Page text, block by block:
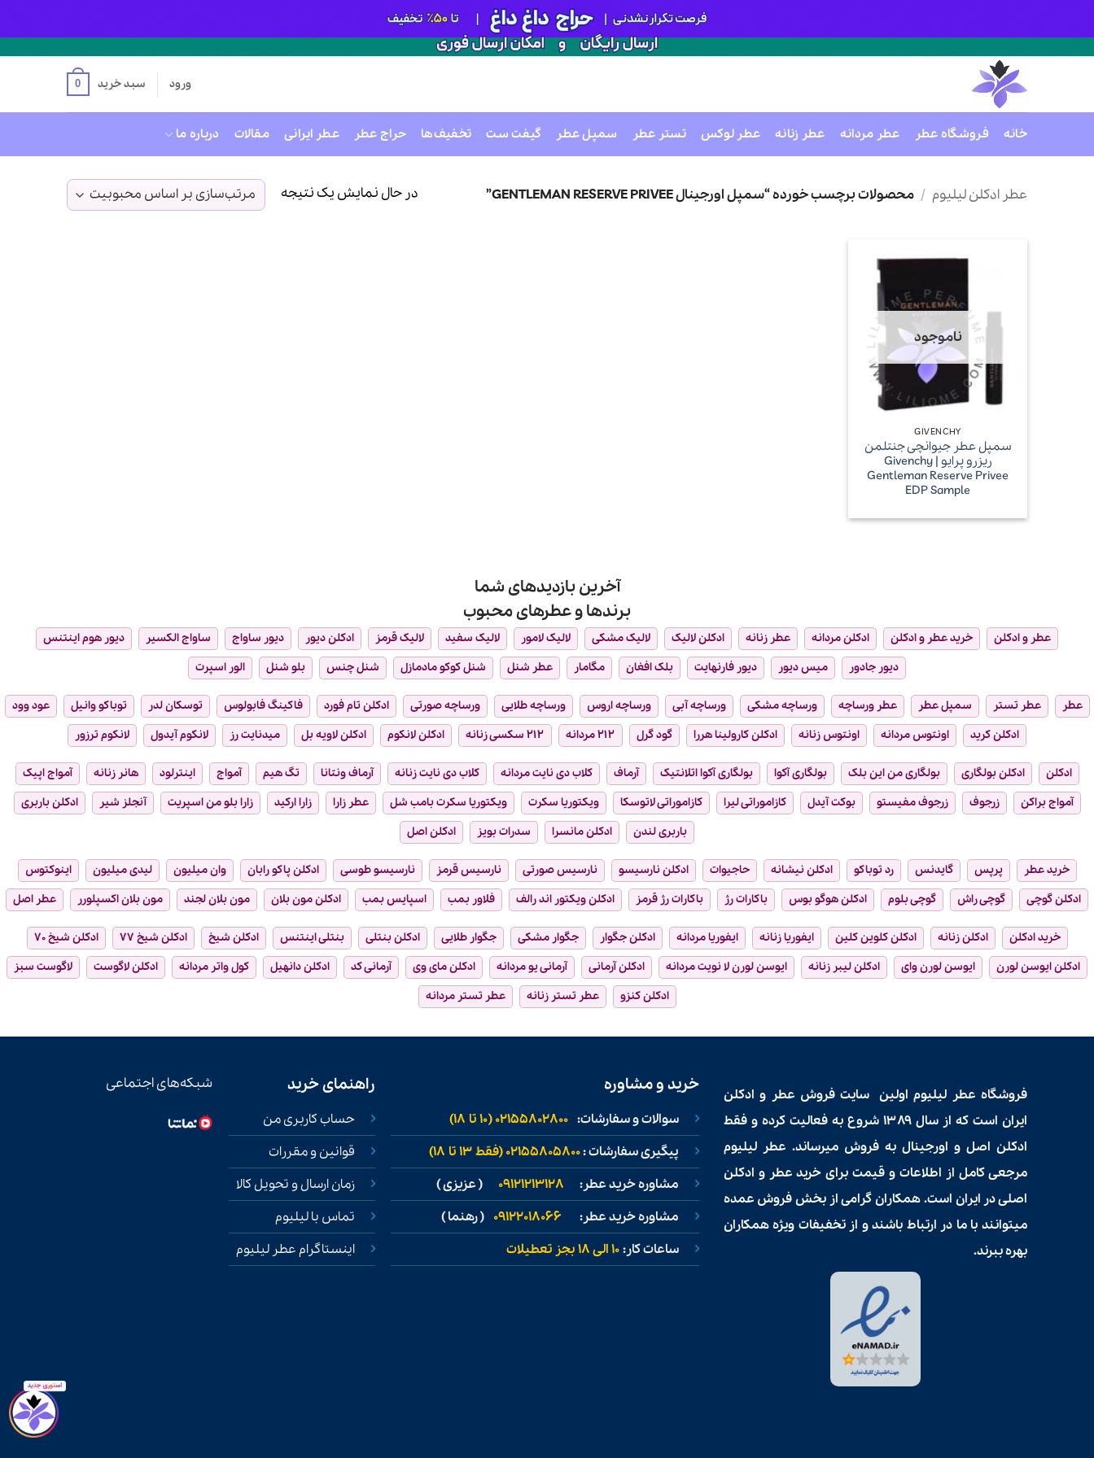
ورود سبد خرید 0
خانه فروشگاه عطر عطر مردانه عطر زنانه عطر لوکس تستر عطر سمپل عطر گیفت ست تخفیف‌ها حراج عطر عطر ایرانی مقالات درباره ما
عطر ادکلن لیلیوم / محصولات برچسب خورده “سمپل اورجینال GENTLEMAN RESERVE PRIVEE” در حال نمایش یک نتیجه
ناموجود
GIVENCHY
سمپل عطر جیوانچی جنتلمن
ریزرو پرایو | Givenchy
Gentleman Reserve Privee
EDP Sample
آخرین بازدیدهای شما
برندها و عطرهای محبوب
عطر و ادکلن خرید عطر و ادکلن ادکلن مردانه عطر زنانه ادکلن لالیک لالیک مشکی لالیک لامور لالیک سفید لالیک قرمز ادکلن دیور دیور ساواج ساواج الکسیر
دیور هوم اینتنس
دیور جادور
میس دیور دیور فارنهایت بلک افغان مگامار عطر شنل شنل کوکو مادمازل شنل چنس بلو شنل الور اسپرت
عطر عطر تستر سمپل عطر عطر ورساچه ورساچه مشکی ورساچه آبی ورساچه اروس ورساچه طلایی ورساچه صورتی ادکلن تام فورد فاکینگ فابولوس توسکان لدر توباکو وانیل
عود وود
ادکلن کرید
اونتوس مردانه اونتوس زنانه ادکلن کارولینا هررا گود گرل ۲۱۲ مردانه ۲۱۲ سکسی زنانه ادکلن لانکوم ادکلن لاویه بل میدنایت رز لانکوم آیدول لانکوم ترزور
ادکلن ادکلن بولگاری بولگاری من این بلک بولگاری آکوا بولگاری آکوا اتلانتیک آرماف کلاب دی نایت مردانه کلاب دی نایت زنانه آرماف ونتانا تگ هیم آمواج اینترلود هانر زنانه
آمواج اپیک
آمواج براکن
زرجوف زرجوف مفیستو بوکت آیدل کازاموراتی لیرا کازاموراتی لاتوسکا ویکتوریا سکرت ویکتوریا سکرت بامب شل عطر زارا زارا ارکید زارا بلو من اسپریت آنجلز شیر
ادکلن باربری
باربری لندن
ادکلن مانسرا سدرات بویز ادکلن اصل
خرید عطر پرپس گایدنس رد توباکو ادکلن نیشانه حاجیوات ادکلن نارسیسو نارسیس صورتی نارسیس قرمز نارسیسو طوسی ادکلن پاکو رابان وان میلیون لیدی میلیون
اینوکتوس
ادکلن گوچی
گوچی راش گوچی بلوم ادکلن هوگو بوس باکارات رژ باکارات رژ قرمز ادکلن ویکتور اند رالف فلاور بمب اسپایس بمب ادکلن مون بلان مون بلان لجند مون بلان اکسپلورر عطر اصل
خرید ادکلن ادکلن زنانه ادکلن کلوین کلین ایفوریا زنانه ایفوریا مردانه ادکلن جگوار جگوار مشکی جگوار طلایی ادکلن بنتلی بنتلی اینتنس ادکلن شیخ ادکلن شیخ ۷۷
ادکلن شیخ ۷۰
ادکلن ایوسن لورن
ایوسن لورن وای ادکلن لیبر زنانه ایوسن لورن لا نویت مردانه ادکلن آرمانی آرمانی یو مردانه ادکلن مای وی آرمانی کد ادکلن دانهیل کول واتر مردانه ادکلن لاگوست
لاگوست سبز
ادکلن کنزو
عطر تستر زنانه عطر تستر مردانه
فروشگاه عطر لیلیوم اولین سایت فروش عطر و ادکلن
ایران است که از سال ۱۳۸۹ شروع به فعالیت کرده و فقط
ادکلن اصل و اورجینال به فروش میرساند. عطر لیلیوم
مرجعی کامل از اطلاعات و قیمت برای خرید عطر و ادکلن
اصلی در ایران است. همکاران گرامی از بخش فروش عمده
میتوانند با ما در ارتباط باشند و از تخفیفات ویژه همکاران
بهره ببرند.
خرید و مشاوره
سوالات و سفارشات:02155802800 (۱۰ تا ۱۸)
پیگیری سفارشات :02155805800 (فقط ۱۳ تا ۱۸)
مشاوره خرید عطر: 09121213128 ( عزیزی )
مشاوره خرید عطر: 09122018066 ( رهنما )
ساعات کار:۱۰ الی ۱۸ بجز تعطیلات
راهنمای خرید
حساب کاربری من
قوانین و مقررات
زمان ارسال و تحویل کالا
تماس با لیلیوم
اینستاگرام عطر لیلیوم
شبکه‌های اجتماعی